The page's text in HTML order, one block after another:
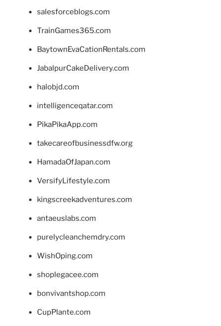
salesforceblogs.com
TrainGames365.com
BaytownEvaCationRentals.com
JabalpurCakeDelivery.com
halobjd.com
intelligenceqatar.com
PikaPikaApp.com
takecareofbusinessdfw.org
HamadaOfJapan.com
VersifyLifestyle.com
kingscreekadventures.com
antaeuslabs.com
purelycleanchemdry.com
WishOping.com
shoplegacee.com
bonvivantshop.com
CupPlante.com